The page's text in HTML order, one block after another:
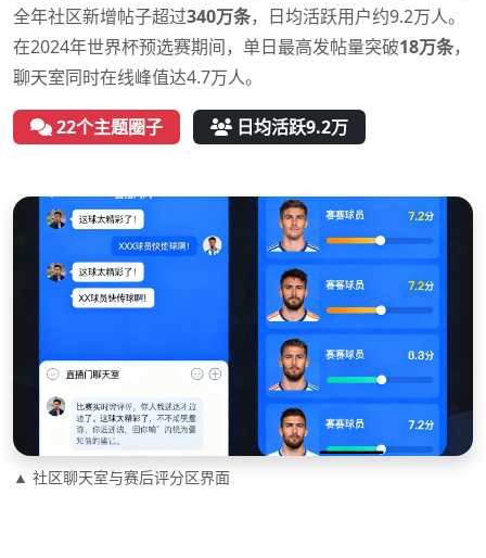
全年社区新增帖子超过340万条，日均活跃用户约9.2万人。
在2024年世界杯预选赛期间，单日最高发帖量突破18万条，
聊天室同时在线峰值达4.7万人。
22个主题圈子 日均活跃9.2万
▲ 社区聊天室与赛后评分区界面